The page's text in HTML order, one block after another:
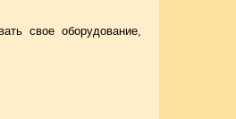
свое оборудование,